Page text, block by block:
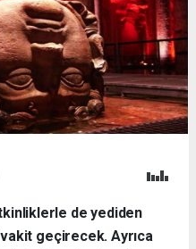
de yediden
geçirecek. Ayrıca